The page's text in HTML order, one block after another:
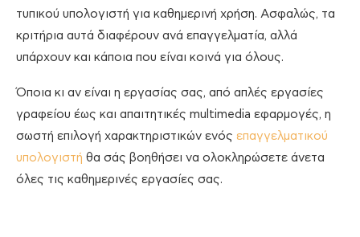
τυπικού υπολογιστή για καθημερινή χρήση. Ασφαλώς, τα
κριτήρια αυτά διαφέρουν ανά επαγγελματία, αλλά
υπάρχουν και κάποια που είναι κοινά για όλους.
Όποια κι αν είναι η εργασίας σας, από απλές εργασίες
γραφείου έως και απαιτητικές multimedia εφαρμογές, η
σωστή επιλογή χαρακτηριστικών ενός επαγγελματικού
υπολογιστή θα σάς βοηθήσει να ολοκληρώσετε άνετα
όλες τις καθημερινές εργασίες σας.